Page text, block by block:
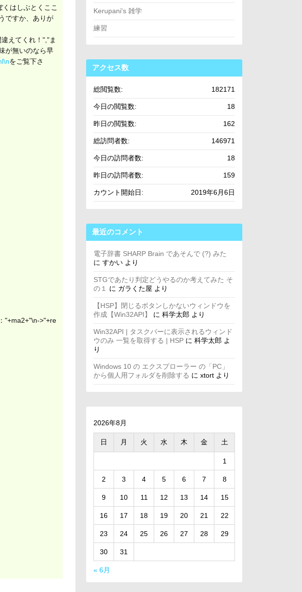
くはしぶとくここ
ですか、ありが
えてくれ！","ま
が無いのなら早
をご覧下さ
"+ma2+"\n->"+re
Kerupani's 雑学
練習
アクセス数
182171
総閲覧数:
18
今日の閲覧数:
162
昨日の閲覧数:
146971
総訪問者数:
18
今日の訪問者数:
159
昨日の訪問者数:
2019年6月6日
カウント開始日:
最近のコメント
電子辞書 SHARP Brain であそんで (?) みた
に すかい より
STGであたり判定どうやるのか考えてみた そ
の１
に ガラくた屋 より
【HSP】閉じるボタンしかないウィンドウを
作成【Win32API】
に 科学太郎 より
Win32API | タスクバーに表示されるウィンド
ウのみ 一覧を取得する | HSP に 科学太郎 よ
り
Windows 10 の エクスプローラー の「PC」
から個人用フォルダを削除する に xtort より
2026年8月
日 月 火 水 木 金 土
1
2 3 4 5 6 7 8
9 10 11 12 13 14 15
16 17 18 19 20 21 22
23 24 25 26 27 28 29
30 31
« 6月